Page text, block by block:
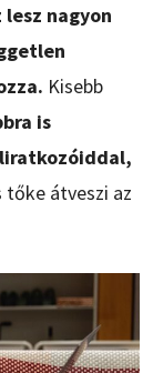
nagyon
Kisebb
is
tőke átveszi az